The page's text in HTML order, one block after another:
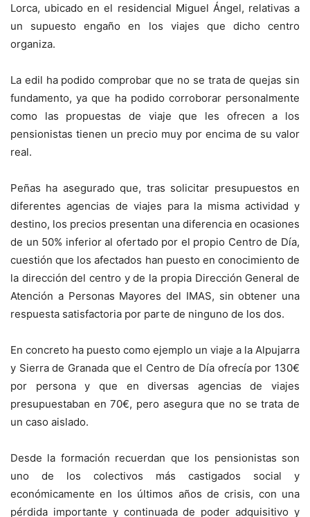
Lorca, ubicado en el residencial Miguel Ángel, relativas a
un supuesto engaño en los viajes que dicho centro
organiza.
La edil ha podido comprobar que no se trata de quejas sin
fundamento, ya que ha podido corroborar personalmente
como las propuestas de viaje que les ofrecen a los
pensionistas tienen un precio muy por encima de su valor
real.
Peñas ha asegurado que, tras solicitar presupuestos en
diferentes agencias de viajes para la misma actividad y
destino, los precios presentan una diferencia en ocasiones
de un 50% inferior al ofertado por el propio Centro de Día,
cuestión que los afectados han puesto en conocimiento de
la dirección del centro y de la propia Dirección General de
Atención a Personas Mayores del IMAS, sin obtener una
respuesta satisfactoria por parte de ninguno de los dos.
En concreto ha puesto como ejemplo un viaje a la Alpujarra
y Sierra de Granada que el Centro de Día ofrecía por 130€
por persona y que en diversas agencias de viajes
presupuestaban en 70€, pero asegura que no se trata de
un caso aislado.
Desde la formación recuerdan que los pensionistas son
uno de los colectivos más castigados social y
económicamente en los últimos años de crisis, con una
pérdida importante y continuada de poder adquisitivo y